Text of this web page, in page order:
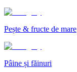
Pește & fructe de mare
Pâine și făinuri